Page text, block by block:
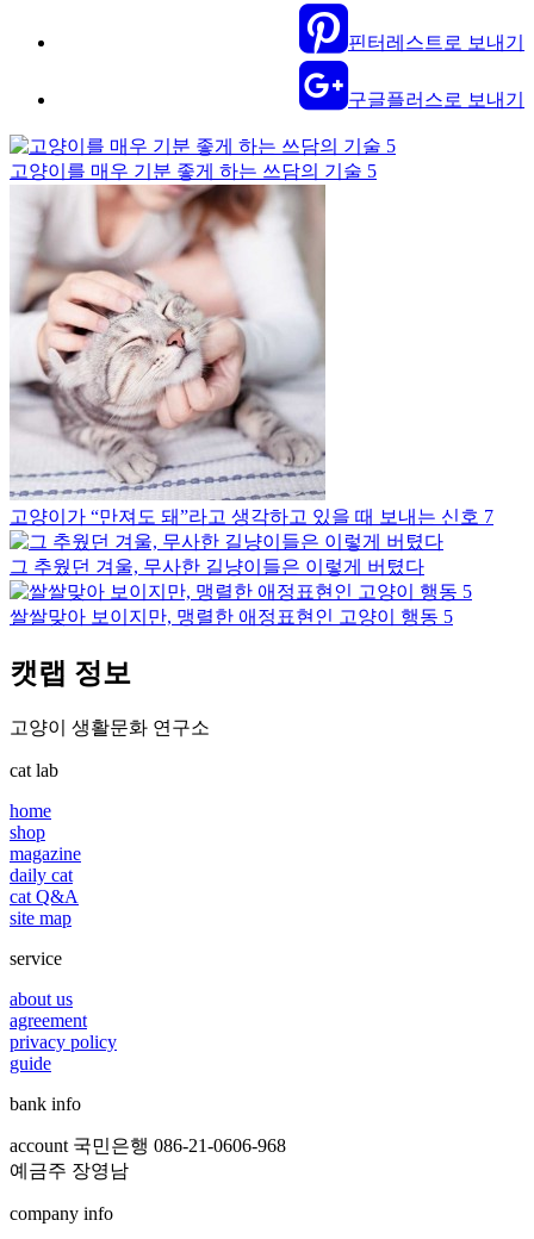
핀터레스트로 보내기
구글플러스로 보내기
고양이를 매우 기분 좋게 하는 쓰담의 기술 5
고양이가 “만져도 돼”라고 생각하고 있을 때 보내는 신호 7
그 추웠던 겨울, 무사한 길냥이들은 이렇게 버텼다
쌀쌀맞아 보이지만, 맹렬한 애정표현인 고양이 행동 5
캣랩 정보
고양이 생활문화 연구소
cat lab
home
shop
magazine
daily cat
cat Q&A
site map
service
about us
agreement
privacy policy
guide
bank info
account 국민은행 086-21-0606-968
예금주 장영남
company info